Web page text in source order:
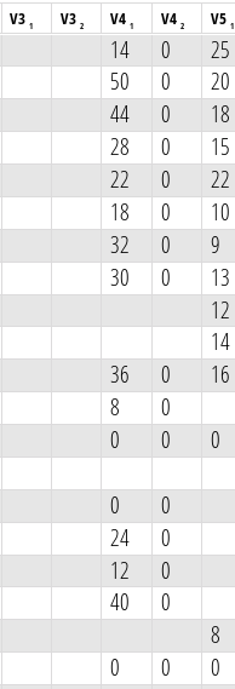
V3 1 V3 2 V4 1 V4 2 V5 1
14 0 25
50 0 20
44 0 18
28 0 15
22 0 22
18 0 10
32 0 9
30 0 13
12
14
36 0 16
8 0
0 0 0
0 0
24 0
12 0
40 0
8
0 0 0